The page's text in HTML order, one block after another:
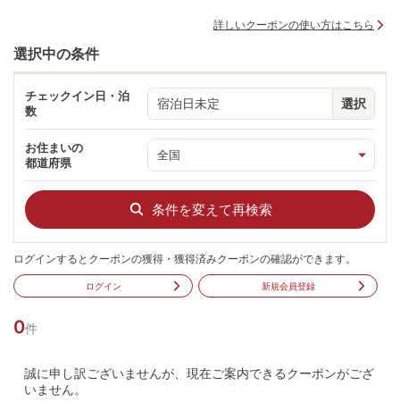
詳しいクーポンの使い方はこちら
選択中の条件
チェックイン日・泊
数
宿泊日未定 選択
お住まいの
都道府県
条件を変えて再検索
ログインするとクーポンの獲得・獲得済みクーポンの確認ができます。
ログイン 新規会員登録
0件
誠に申し訳ございませんが、現在ご案内できるクーポンがござ
いません。